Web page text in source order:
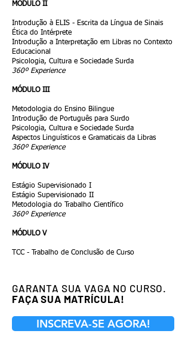
MÓDULO II
Introdução à ELIS - Escrita da Língua de Sinais
Ética do Intérprete
Introdução a Interpretação em Libras no Contexto
Educacional
Psicologia, Cultura e Sociedade Surda
360º Experience
MÓDULO III
Metodologia do Ensino Bilingue
Introdução de Português para Surdo
Psicologia, Cultura e Sociedade Surda
Aspectos Linguísticos e Gramaticais da Libras
360º Experience
MÓDULO IV
Estágio Supervisionado I
Estágio Supervisionado II
Metodologia do Trabalho Científico
360º Experience
MÓDULO V
TCC - Trabalho de Conclusão de Curso
GARANTA SUA VAGA NO CURSO.
FAÇA SUA MATRÍCULA!
INSCREVA-SE AGORA!